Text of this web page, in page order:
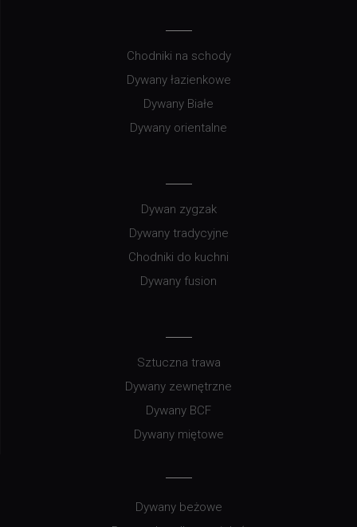
Chodniki do przedpokoju
Dywany łososiowe
Dywany czarno białe
Dywany łazienkowe
Dywany Białe
Dywany orientalne
Dywany tradycyjne
Chodniki do kuchni
Dywany fusion
Dywany BCF